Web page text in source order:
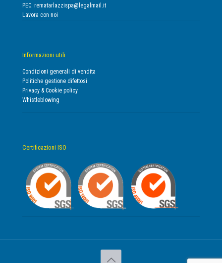
PEC. rematarlazzispa@legalmail.it
Lavora con noi
Informazioni utili
Condizioni generali di vendita
Politiche gestione difettosi
Privacy & Cookie policy
Whistleblowing
Certificazioni ISO